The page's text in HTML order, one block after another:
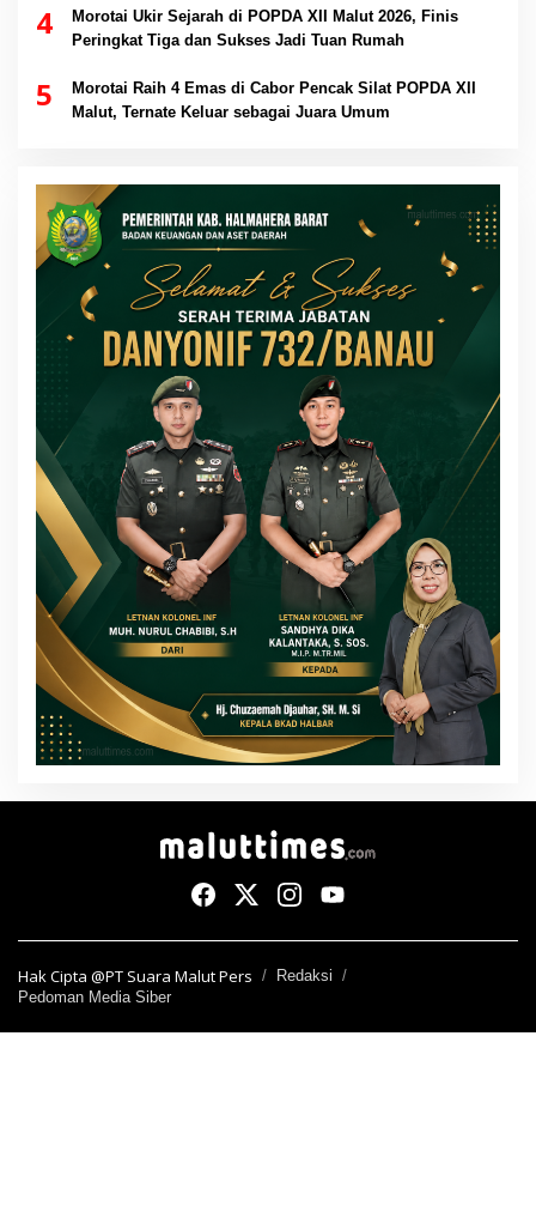
4
Morotai Ukir Sejarah di POPDA XII Malut 2026, Finis
Peringkat Tiga dan Sukses Jadi Tuan Rumah
5
Morotai Raih 4 Emas di Cabor Pencak Silat POPDA XII
Malut, Ternate Keluar sebagai Juara Umum
Hak Cipta @PT Suara Malut Pers
Redaksi
Pedoman Media Siber